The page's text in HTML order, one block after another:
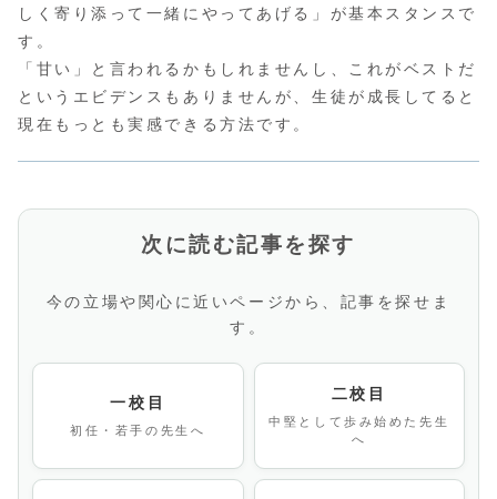
しく寄り添って一緒にやってあげる」が基本スタンスで
す。
「甘い」と言われるかもしれませんし、これがベストだ
というエビデンスもありませんが、生徒が成長してると
現在もっとも実感できる方法です。
次に読む記事を探す
今の立場や関心に近いページから、記事を探せま
す。
一校目
初任・若手の先生へ
二校目
中堅として歩み始めた先生
へ